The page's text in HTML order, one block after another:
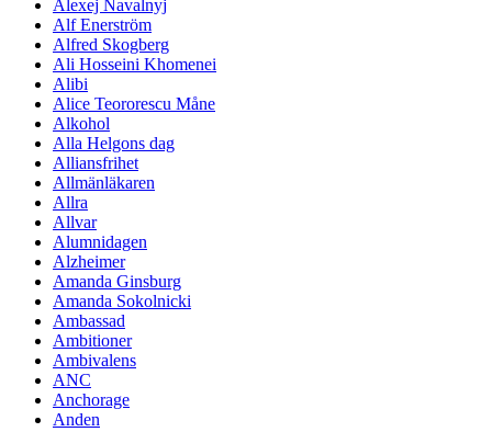
Alexej Navalnyj
Alf Enerström
Alfred Skogberg
Ali Hosseini Khomenei
Alibi
Alice Teororescu Måne
Alkohol
Alla Helgons dag
Alliansfrihet
Allmänläkaren
Allra
Allvar
Alumnidagen
Alzheimer
Amanda Ginsburg
Amanda Sokolnicki
Ambassad
Ambitioner
Ambivalens
ANC
Anchorage
Anden